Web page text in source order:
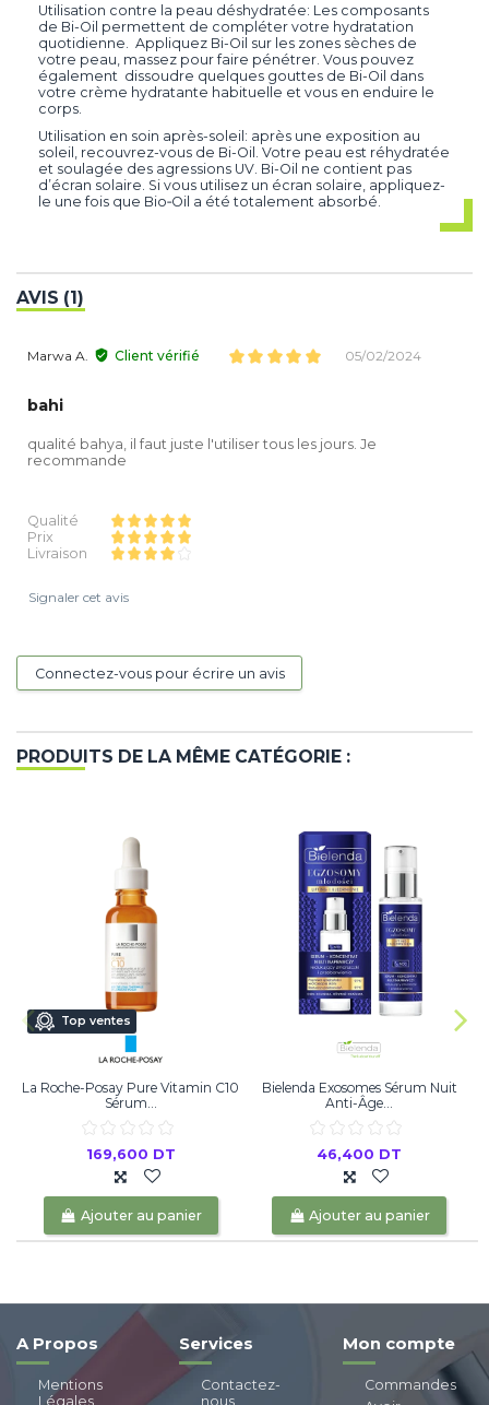
Utilisation contre la peau déshydratée: Les composants
de Bi-Oil permettent de compléter votre hydratation
quotidienne. Appliquez Bi-Oil sur les zones sèches de
votre peau, massez pour faire pénétrer. Vous pouvez
également dissoudre quelques gouttes de Bi-Oil dans
votre crème hydratante habituelle et vous en enduire le
corps.
Utilisation en soin après-soleil: après une exposition au
soleil, recouvrez-vous de Bi-Oil. Votre peau est réhydratée
et soulagée des agressions UV. Bi-Oil ne contient pas
d’écran solaire. Si vous utilisez un écran solaire, appliquez-
le une fois que Bio‑Oil a été totalement absorbé.
AVIS (1)
Marwa A. Client vérifié 05/02/2024
bahi
qualité bahya, il faut juste l'utiliser tous les jours. Je
recommande
Qualité
Prix
Livraison
Signaler cet avis
Connectez-vous pour écrire un avis
PRODUITS DE LA MÊME CATÉGORIE :
Top ventes
La Roche-Posay Pure Vitamin C10
Sérum...
169,600 DT
Ajouter au panier
Bielenda Exosomes Sérum Nuit
Anti-Âge...
46,400 DT
Ajouter au panier
A Propos
Mentions
Légales
Services
Contactez-
nous
Mon compte
Commandes